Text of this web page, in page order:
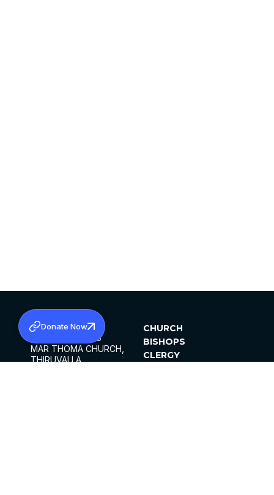
SABHA OFFICE
HEAD QUARTERS
MAR THOMA CHURCH,
THIRUVALLA,
CHURCH
BISHOPS
CLERGY
Donate Now